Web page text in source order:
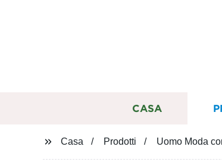
CASA
Casa Prodotti Uomo Moda